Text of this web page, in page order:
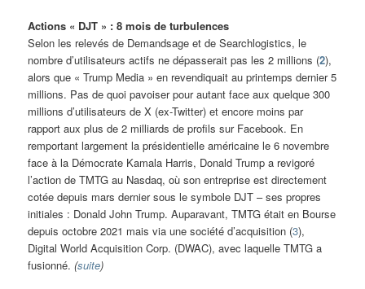
Actions « DJT » : 8 mois de turbulences
Selon les relevés de Demandsage et de Searchlogistics, le
nombre d’utilisateurs actifs ne dépasserait pas les 2 millions (2),
alors que « Trump Media » en revendiquait au printemps dernier 5
millions. Pas de quoi pavoiser pour autant face aux quelque 300
millions d’utilisateurs de X (ex-Twitter) et encore moins par
rapport aux plus de 2 milliards de profils sur Facebook. En
remportant largement la présidentielle américaine le 6 novembre
face à la Démocrate Kamala Harris, Donald Trump a revigoré
l’action de TMTG au Nasdaq, où son entreprise est directement
cotée depuis mars dernier sous le symbole DJT – ses propres
initiales : Donald John Trump. Auparavant, TMTG était en Bourse
depuis octobre 2021 mais via une société d’acquisition (3),
Digital World Acquisition Corp. (DWAC), avec laquelle TMTG a
fusionné.(suite)